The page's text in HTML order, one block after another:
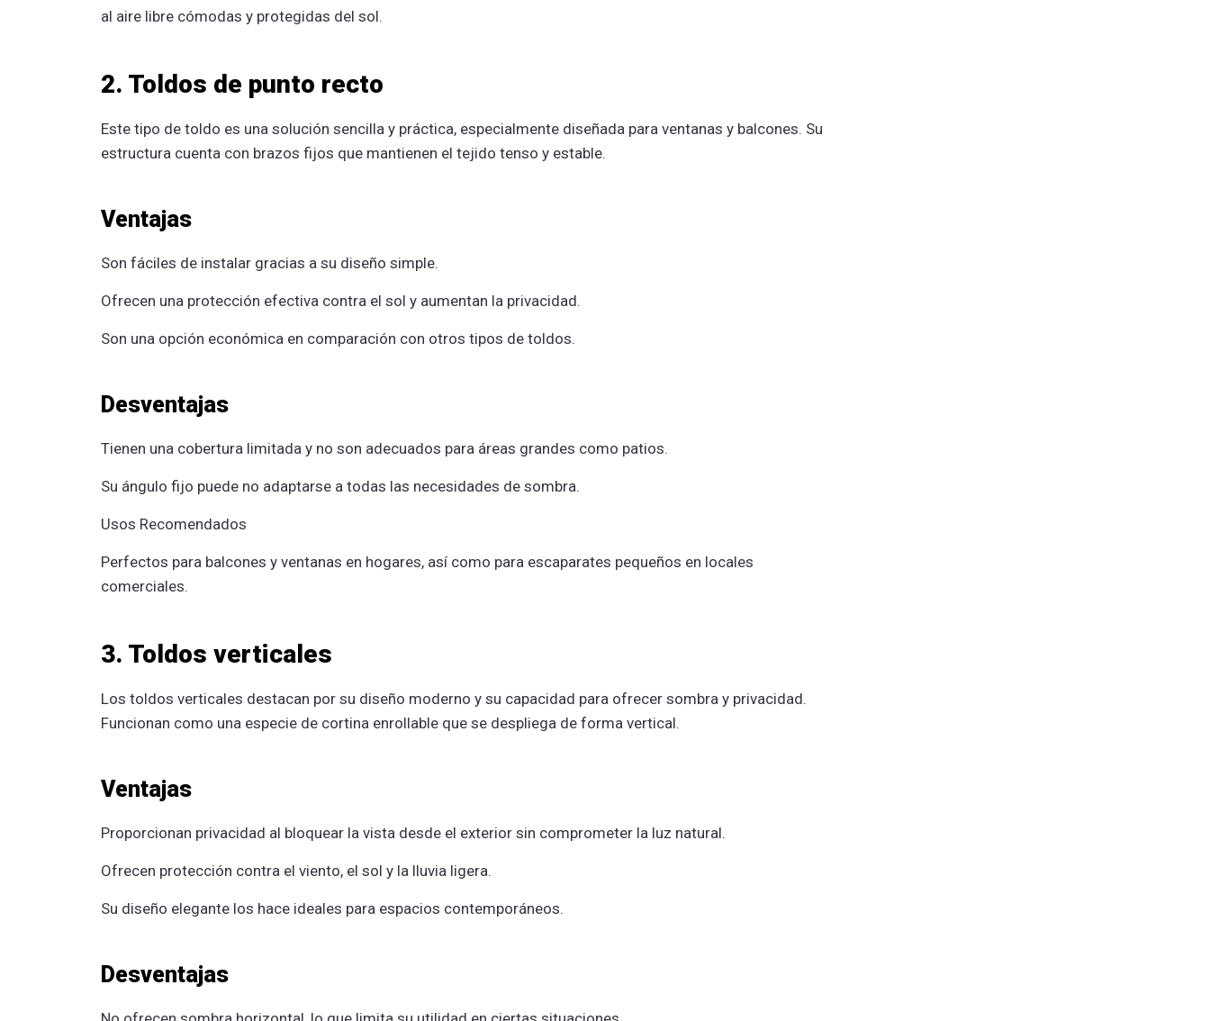
al aire libre cómodas y protegidas del sol.
2. Toldos de punto recto
Este tipo de toldo es una solución sencilla y práctica, especialmente diseñada para ventanas y balcones. Su
estructura cuenta con brazos fijos que mantienen el tejido tenso y estable.
Ventajas
Son fáciles de instalar gracias a su diseño simple.
Ofrecen una protección efectiva contra el sol y aumentan la privacidad.
Son una opción económica en comparación con otros tipos de toldos.
Desventajas
Tienen una cobertura limitada y no son adecuados para áreas grandes como patios.
Su ángulo fijo puede no adaptarse a todas las necesidades de sombra.
Usos Recomendados
Perfectos para balcones y ventanas en hogares, así como para escaparates pequeños en locales
comerciales.
3. Toldos verticales
Los toldos verticales destacan por su diseño moderno y su capacidad para ofrecer sombra y privacidad.
Funcionan como una especie de cortina enrollable que se despliega de forma vertical.
Ventajas
Proporcionan privacidad al bloquear la vista desde el exterior sin comprometer la luz natural.
Ofrecen protección contra el viento, el sol y la lluvia ligera.
Su diseño elegante los hace ideales para espacios contemporáneos.
Desventajas